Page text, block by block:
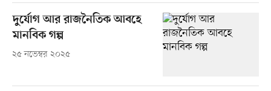
দুর্যোগ আর রাজনৈতিক আবহে
মানবিক গল্প
২৫ নভেম্বর ২০২৫